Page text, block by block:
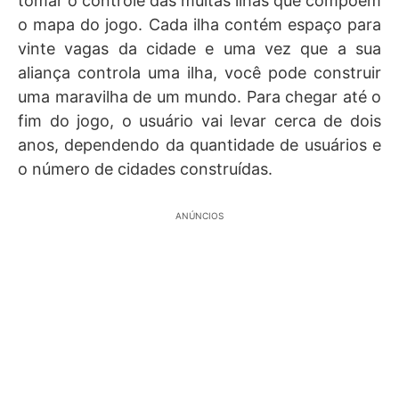
o mapa do jogo. Cada ilha contém espaço para
vinte vagas da cidade e uma vez que a sua
aliança controla uma ilha, você pode construir
uma maravilha de um mundo. Para chegar até o
fim do jogo, o usuário vai levar cerca de dois
anos, dependendo da quantidade de usuários e
o número de cidades construídas.
ANÚNCIOS